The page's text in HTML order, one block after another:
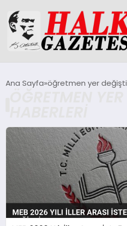
EĞITIM
EKONOMI
MAGAZIN
SAĞLIK
Ana Sayfa öğretmen yer